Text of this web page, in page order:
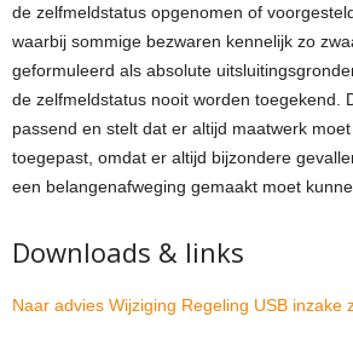
de zelfmeldstatus opgenomen of
waarbij sommige bezwaren kennelijk zo
geformuleerd als absolute
de zelfmeldstatus nooit worden toegekend.
passend en stelt dat er altijd maatwerk
toegepast, omdat er altijd bijzondere
een belangenafweging gemaakt moet
Downloads & links
Naar advies Wijziging Regeling USB inzake